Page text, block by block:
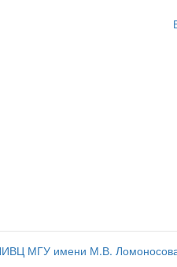
МГУ имени М.В.